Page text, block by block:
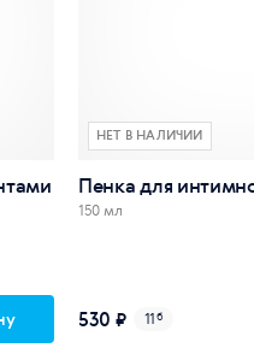
НЕТ В НАЛИЧИИ
Пенка для
150 мл
530 ₽ 11б